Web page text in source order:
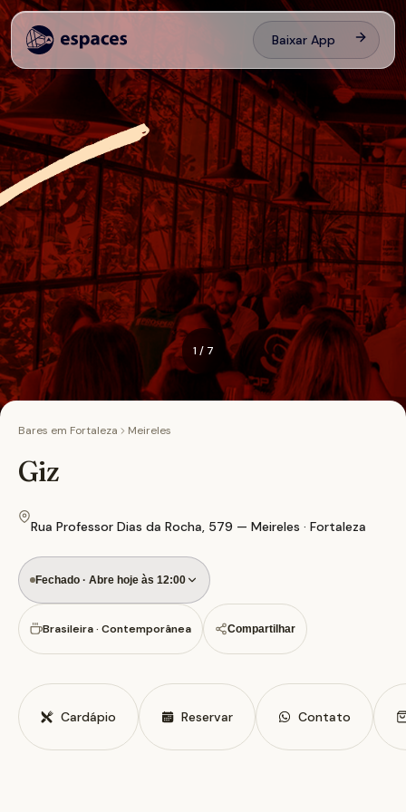
Baixar App
1 / 7
Bares em Fortaleza Meireles
Giz
Rua Professor Dias da Rocha, 579 — Meireles · Fortaleza
Fechado · Abre hoje às 12:00
Brasileira · Contemporânea Compartilhar
Cardápio Reservar Contato